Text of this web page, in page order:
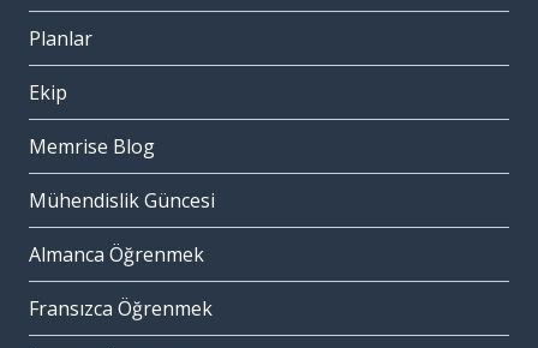
Planlar
Ekip
Memrise Blog
Mühendislik Güncesi
Almanca Öğrenmek
Fransızca Öğrenmek